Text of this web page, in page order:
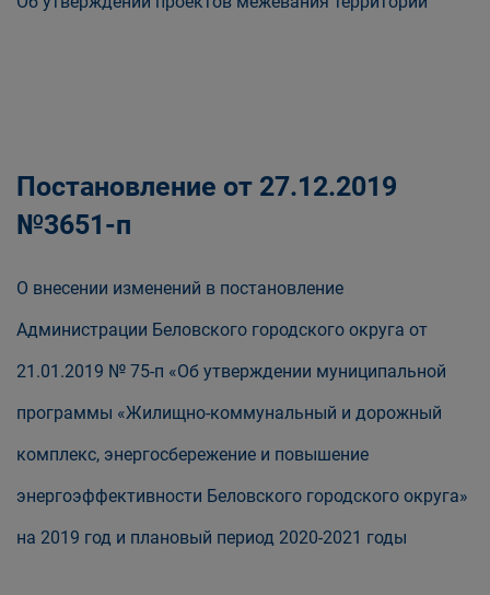
Постановление от 27.12.2019
№3651-п
О внесении изменений в постановление
Администрации Беловского городского округа от
21.01.2019 № 75-п «Об утверждении муниципальной
программы «Жилищно-коммунальный и дорожный
комплекс, энергосбережение и повышение
энергоэффективности Беловского городского округа»
на 2019 год и плановый период 2020-2021 годы